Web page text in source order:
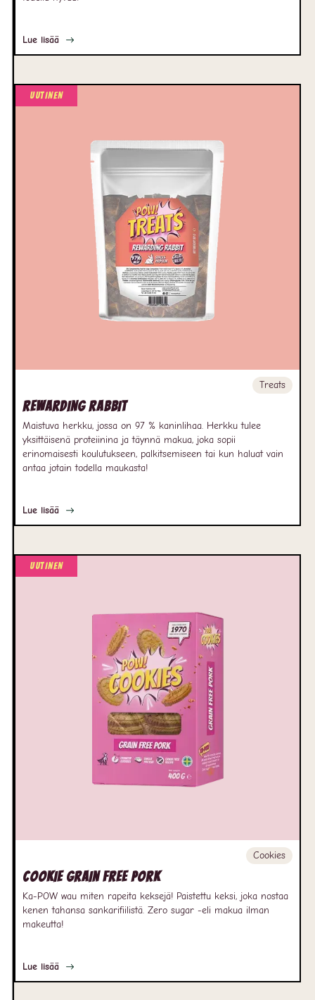
Lue lisää
Uutinen
Treats
Rewarding Rabbit
Maistuva herkku, jossa on 97 % kaninlihaa. Herkku tulee
yksittäisenä proteiinina ja täynnä makua, joka sopii
erinomaisesti koulutukseen, palkitsemiseen tai kun haluat vain
antaa jotain todella maukasta!
Lue lisää
Uutinen
Cookies
Cookie Grain Free Pork
Ka-POW wau miten rapeita keksejä! Paistettu keksi, joka nostaa
kenen tahansa sankarifiilistä. Zero sugar -eli makua ilman
makeutta!
Lue lisää